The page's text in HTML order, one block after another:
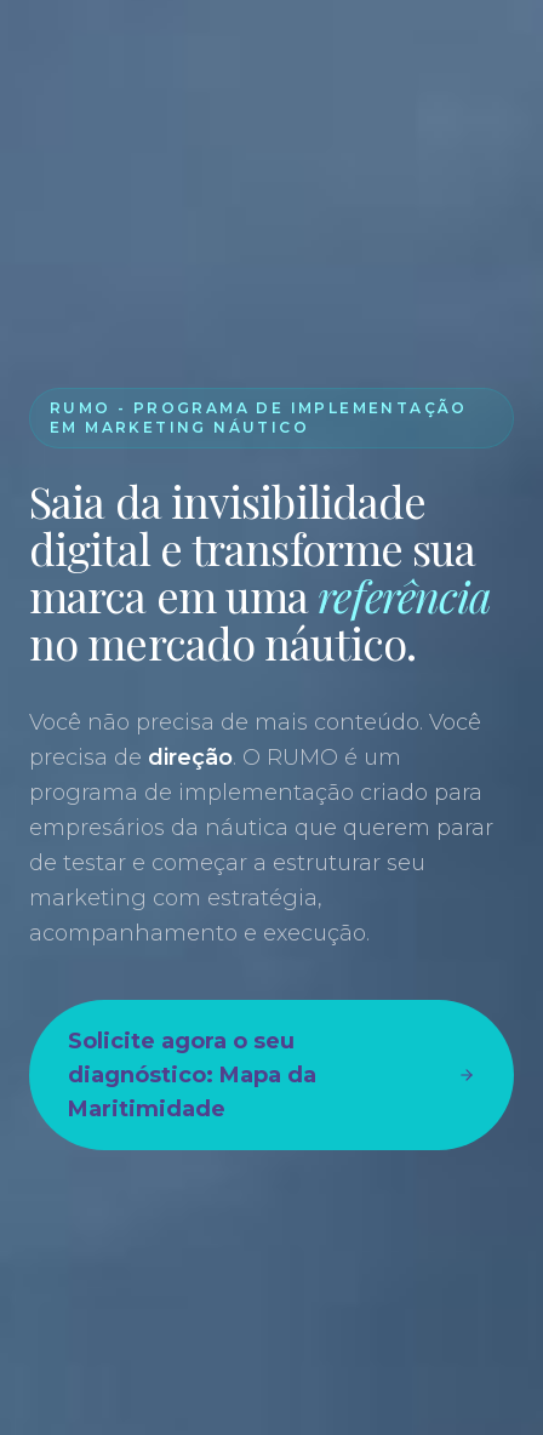
RUMO - PROGRAMA DE IMPLEMENTAÇÃO
EM MARKETING NÁUTICO
Saia da invisibilidade
digital e transforme sua
marca em umareferência
no mercado náutico.
Você não precisa de mais conteúdo. Você
precisa de direção. O RUMO é um
programa de implementação criado para
empresários da náutica que querem parar
de testar e começar a estruturar seu
marketing com estratégia,
acompanhamento e execução.
Solicite agora o seu
diagnóstico: Mapa da
Maritimidade